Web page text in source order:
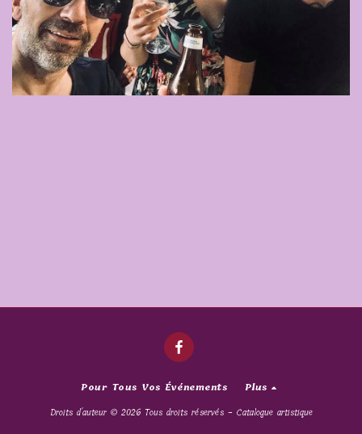
Pour Tous Vos Événements
Plus
Droits d'auteur © 2026 Tous droits réservés - Catalogue artistique